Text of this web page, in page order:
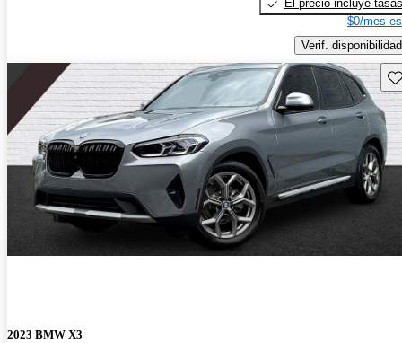
El precio incluye tasas
$0/mes
Verif. disponibilidad
2023 BMW X3